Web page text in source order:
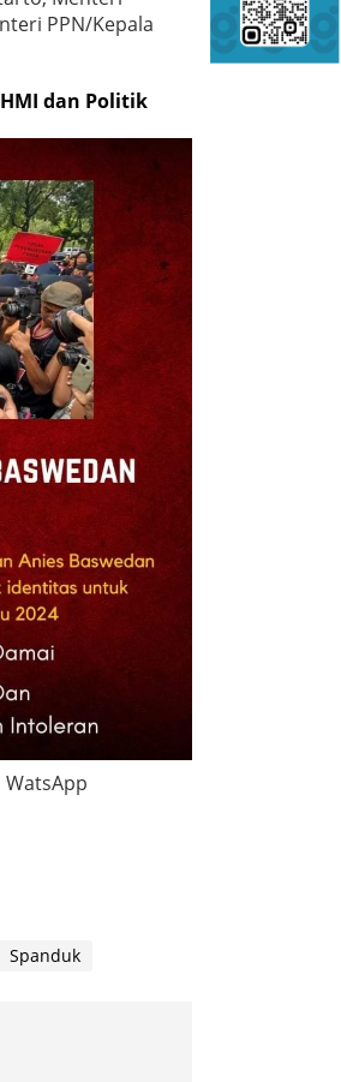
PPN/Kepala
dan Politik
Spanduk